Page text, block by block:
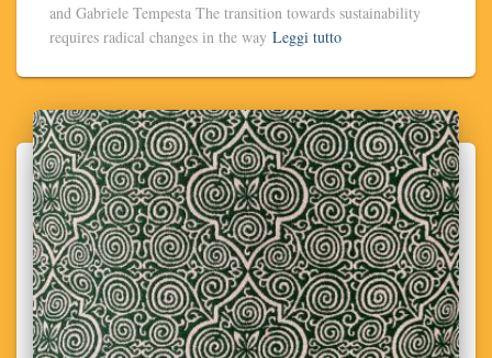
and Gabriele Tempesta The transition towards sustainability
requires radical changes in the way Leggi tutto